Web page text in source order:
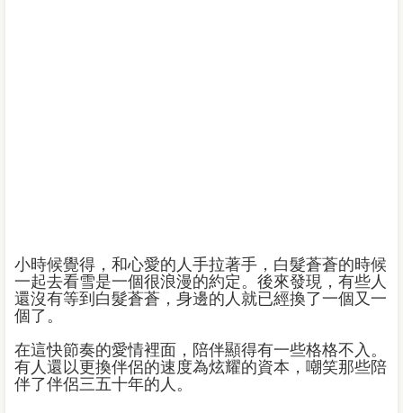
小時候覺得，和心愛的人手拉著手，白髮蒼蒼的時候
一起去看雪是一個很浪漫的約定。後來發現，有些人
還沒有等到白髮蒼蒼，身邊的人就已經換了一個又一
個了。
在這快節奏的愛情裡面，陪伴顯得有一些格格不入。
有人還以更換伴侶的速度為炫耀的資本，嘲笑那些陪
伴了伴侶三五十年的人。